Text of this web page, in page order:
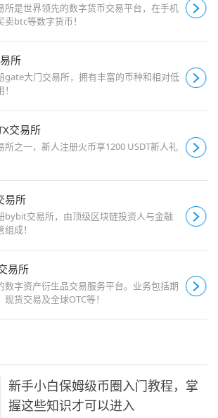
所是世界领先的数字货币交易平台，在手机
卖btc等数字货币！
所
gate大门交易所，拥有丰富的币种和相对低
交易所
所之一，新人注册火币享1200 USDT新人礼
易所
bybit交易所，由顶级区块链投资人与金融
成！
易所
数字资产衍生品交易服务平台。业务包括期
现货交易及全球OTC等！
新手小白保姆级币圈入门教程，掌
握这些知识才可以进入